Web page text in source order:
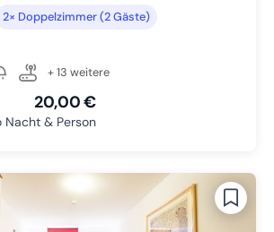
2× Doppelzimmer (2 Gäste)
+ 13 weitere
20,00 €
& Person